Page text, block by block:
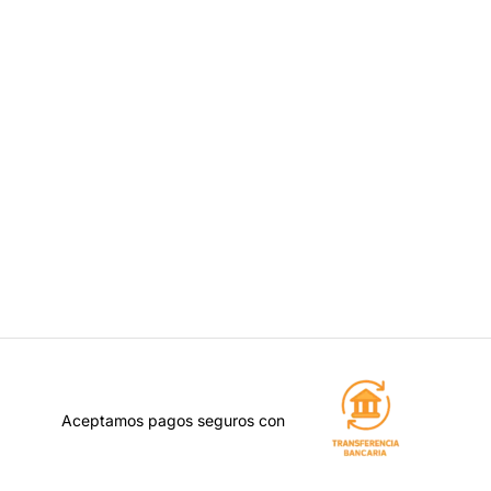
Aceptamos pagos seguros con